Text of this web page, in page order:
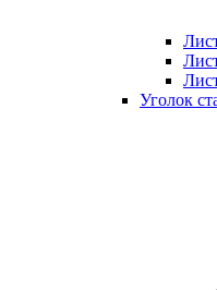
Уголок